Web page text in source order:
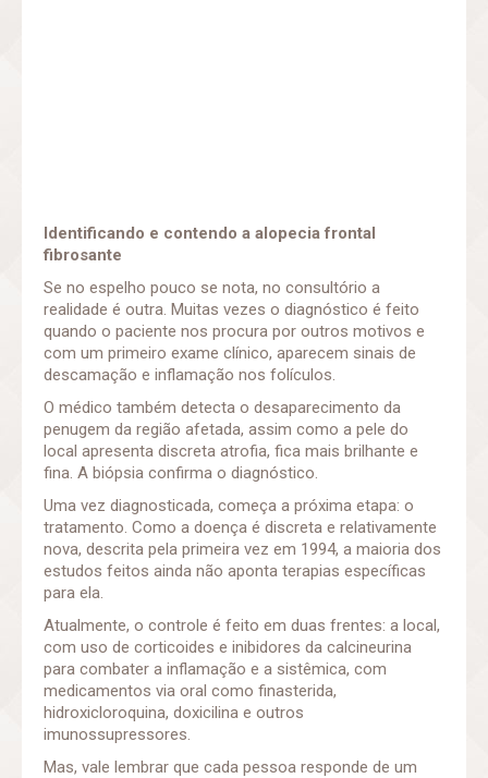
Identificando e contendo a alopecia frontal
fibrosante
Se no espelho pouco se nota, no consultório a
realidade é outra. Muitas vezes o diagnóstico é feito
quando o paciente nos procura por outros motivos e
com um primeiro exame clínico, aparecem sinais de
descamação e inflamação nos folículos.
O médico também detecta o desaparecimento da
penugem da região afetada, assim como a pele do
local apresenta discreta atrofia, fica mais brilhante e
fina. A biópsia confirma o diagnóstico.
Uma vez diagnosticada, começa a próxima etapa: o
tratamento. Como a doença é discreta e relativamente
nova, descrita pela primeira vez em 1994, a maioria dos
estudos feitos ainda não aponta terapias específicas
para ela.
Atualmente, o controle é feito em duas frentes: a local,
com uso de corticoides e inibidores da calcineurina
para combater a inflamação e a sistêmica, com
medicamentos via oral como finasterida,
hidroxicloroquina, doxicilina e outros
imunossupressores.
Mas, vale lembrar que cada pessoa responde de um